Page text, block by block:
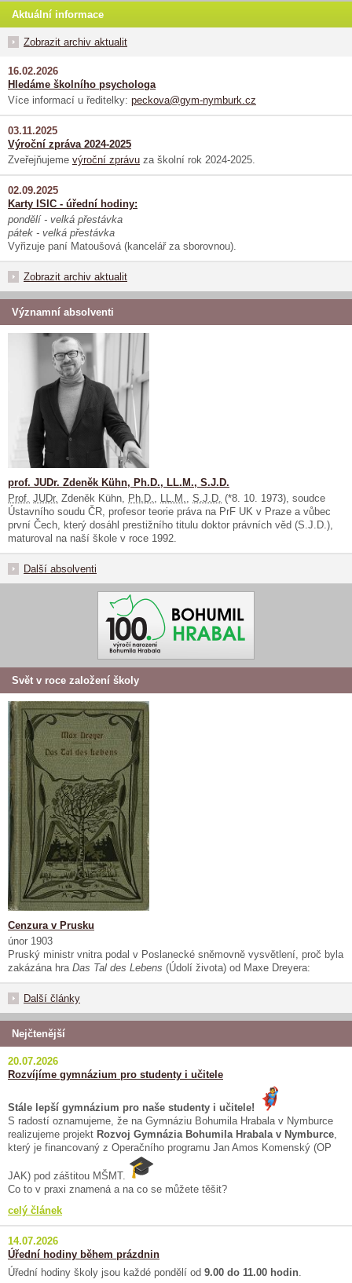
Aktuální informace
Zobrazit archiv aktualit
16.02.2026
Hledáme školního psychologa
Více informací u ředitelky: peckova@gym-nymburk.cz
03.11.2025
Výroční zpráva 2024-2025
Zveřejňujeme výroční zprávu za školní rok 2024-2025.
02.09.2025
Karty ISIC - úřední hodiny:
pondělí - velká přestávka
pátek - velká přestávka
Vyřizuje paní Matoušová (kancelář za sborovnou).
Zobrazit archiv aktualit
Významní absolventi
prof. JUDr. Zdeněk Kühn, Ph.D., LL.M., S.J.D.
Prof. JUDr. Zdeněk Kühn, Ph.D., LL.M., S.J.D. (*8. 10. 1973), soudce
Ústavního soudu ČR, profesor teorie práva na PrF UK v Praze a vůbec
první Čech, který dosáhl prestižního titulu doktor právních věd (S.J.D.),
maturoval na naší škole v roce 1992.
Další absolventi
Svět v roce založení školy
Cenzura v Prusku
únor 1903
Pruský ministr vnitra podal v Poslanecké sněmovně vysvětlení, proč byla
zakázána hra Das Tal des Lebens (Údolí života) od Maxe Dreyera:
Další články
Nejčtenější
20.07.2026
Rozvíjíme gymnázium pro studenty i učitele
Stále lepší gymnázium pro naše studenty i učitele!
S radostí oznamujeme, že na Gymnáziu Bohumila Hrabala v Nymburce
realizujeme projekt Rozvoj Gymnázia Bohumila Hrabala v Nymburce
který je financovaný z Operačního programu Jan Amos Komenský (OP
JAK) pod záštitou MŠMT.
Co to v praxi znamená a na co se můžete těšit?
celý článek
14.07.2026
Úřední hodiny během prázdnin
Úřední hodiny školy jsou každé pondělí od 9.00 do 11.00 hodin